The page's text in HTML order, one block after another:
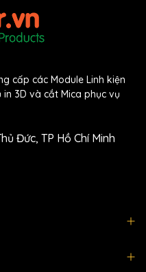
cấp các Module Linh kiện
3D và cắt Mica phục vụ
Đức, TP Hồ Chí Minh